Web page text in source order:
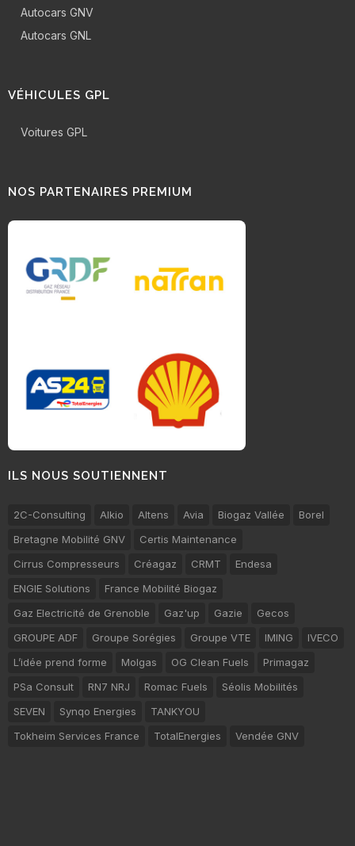
Autocars GNV
Autocars GNL
VÉHICULES GPL
Voitures GPL
NOS PARTENAIRES PREMIUM
ILS NOUS SOUTIENNENT
2C-Consulting Alkio Altens Avia Biogaz Vallée
Borel
Bretagne Mobilité GNV
Certis Maintenance
Cirrus Compresseurs
Créagaz CRMT
Endesa
ENGIE Solutions
France Mobilité Biogaz
Gaz Electricité de Grenoble
Gaz'up Gazie
Gecos
GROUPE ADF
Groupe Sorégies Groupe VTE IMING
IVECO
L’idée prend forme
Molgas OG Clean Fuels
Primagaz
PSa Consult
RN7 NRJ Romac Fuels
Séolis Mobilités
SEVEN
Synqo Energies
TANKYOU
Tokheim Services France
TotalEnergies Vendée GNV